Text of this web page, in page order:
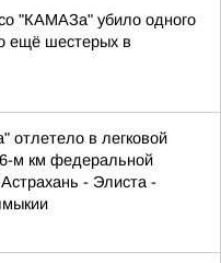
"КАМАЗа" убило одного
ещё шестерых в
отлетело в легковой
м км федеральной
- Элиста -